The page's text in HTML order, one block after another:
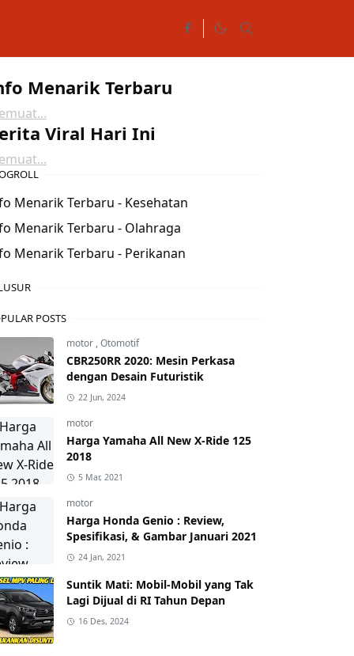
Menarik Terbaru
Viral Hari Ini
Menarik Terbaru - Kesehatan
Menarik Terbaru - Olahraga
Menarik Terbaru - Perikanan
POSTS
motor ,Otomotif
CBR250RR 2020: Mesin Perkasa
dengan Desain Futuristik
22 Jun, 2024
motor
Harga Yamaha All New X-Ride 125
2018
5 Mar, 2021
motor
Harga Honda Genio : Review,
Spesifikasi, & Gambar Januari 2021
24 Jan, 2021
Suntik Mati: Mobil-Mobil yang Tak
Lagi Dijual di RI Tahun Depan
16 Des, 2024